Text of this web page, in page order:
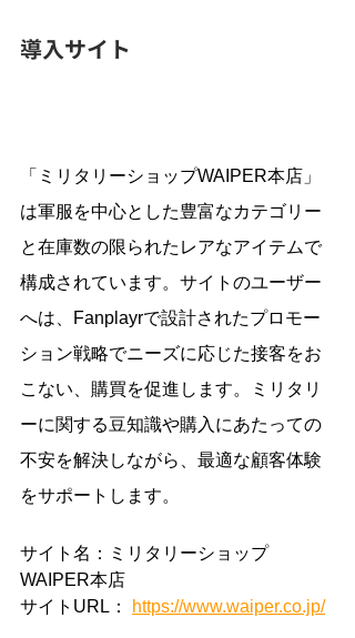
導入サイト
「ミリタリーショップWAIPER本店」
は軍服を中心とした豊富なカテゴリー
と在庫数の限られたレアなアイテムで
構成されています。サイトのユーザー
へは、Fanplayrで設計されたプロモー
ション戦略でニーズに応じた接客をお
こない、購買を促進します。ミリタリ
ーに関する豆知識や購入にあたっての
不安を解決しながら、最適な顧客体験
をサポートします。
サイト名：ミリタリーショップ
WAIPER本店
サイトURL：
https://www.waiper.co.jp/